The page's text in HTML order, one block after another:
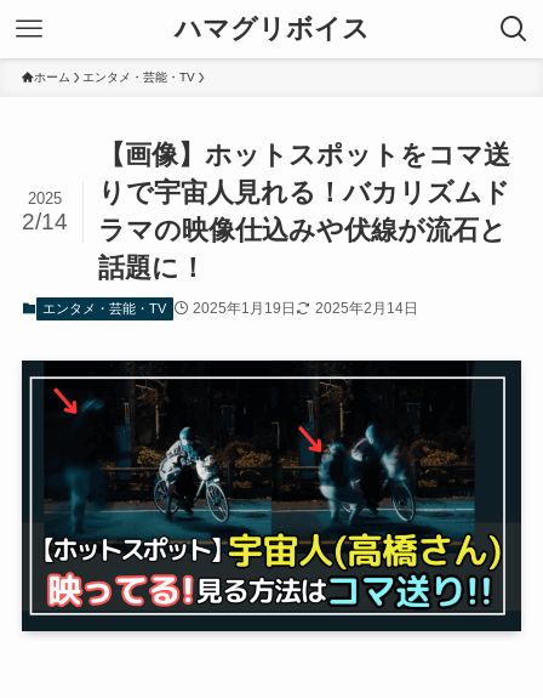
ハマグリボイス
ホーム エンタメ・芸能・TV
【画像】ホットスポットをコマ送
りで宇宙人見れる！バカリズムド
ラマの映像仕込みや伏線が流石と
話題に！
2025
2/14
エンタメ・芸能・TV 2025年1月19日 2025年2月14日